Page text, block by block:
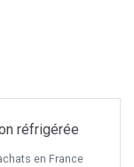
réfrigérée
en France